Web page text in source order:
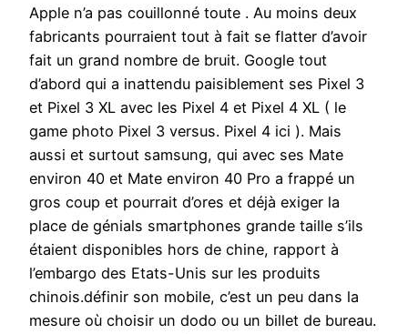
Apple n’a pas couillonné toute . Au moins deux
fabricants pourraient tout à fait se flatter d’avoir
fait un grand nombre de bruit. Google tout
d’abord qui a inattendu paisiblement ses Pixel 3
et Pixel 3 XL avec les Pixel 4 et Pixel 4 XL ( le
game photo Pixel 3 versus. Pixel 4 ici ). Mais
aussi et surtout samsung, qui avec ses Mate
environ 40 et Mate environ 40 Pro a frappé un
gros coup et pourrait d’ores et déjà exiger la
place de génials smartphones grande taille s’ils
étaient disponibles hors de chine, rapport à
l’embargo des Etats-Unis sur les produits
chinois.définir son mobile, c’est un peu dans la
mesure où choisir un dodo ou un billet de bureau.